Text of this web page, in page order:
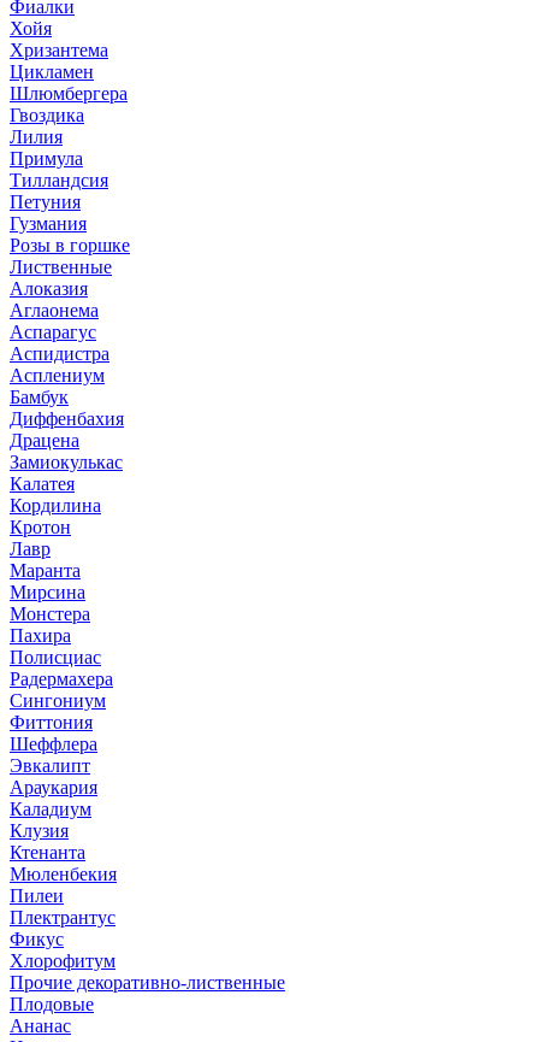
Фиалки
Хойя
Хризантема
Цикламен
Шлюмбергера
Гвоздика
Лилия
Примула
Тилландсия
Петуния
Гузмания
Розы в горшке
Лиственные
Алоказия
Аглаонема
Аспарагус
Аспидистра
Асплениум
Бамбук
Диффенбахия
Драцена
Замиокулькас
Калатея
Кордилина
Кротон
Лавр
Маранта
Мирсина
Монстера
Пахира
Полисциас
Радермахера
Сингониум
Фиттония
Шеффлера
Эвкалипт
Араукария
Каладиум
Клузия
Ктенанта
Мюленбекия
Пилеи
Плектрантус
Фикус
Хлорофитум
Прочие декоративно-лиственные
Плодовые
Ананас